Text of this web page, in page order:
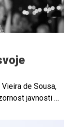
de Sousa,
javnosti z